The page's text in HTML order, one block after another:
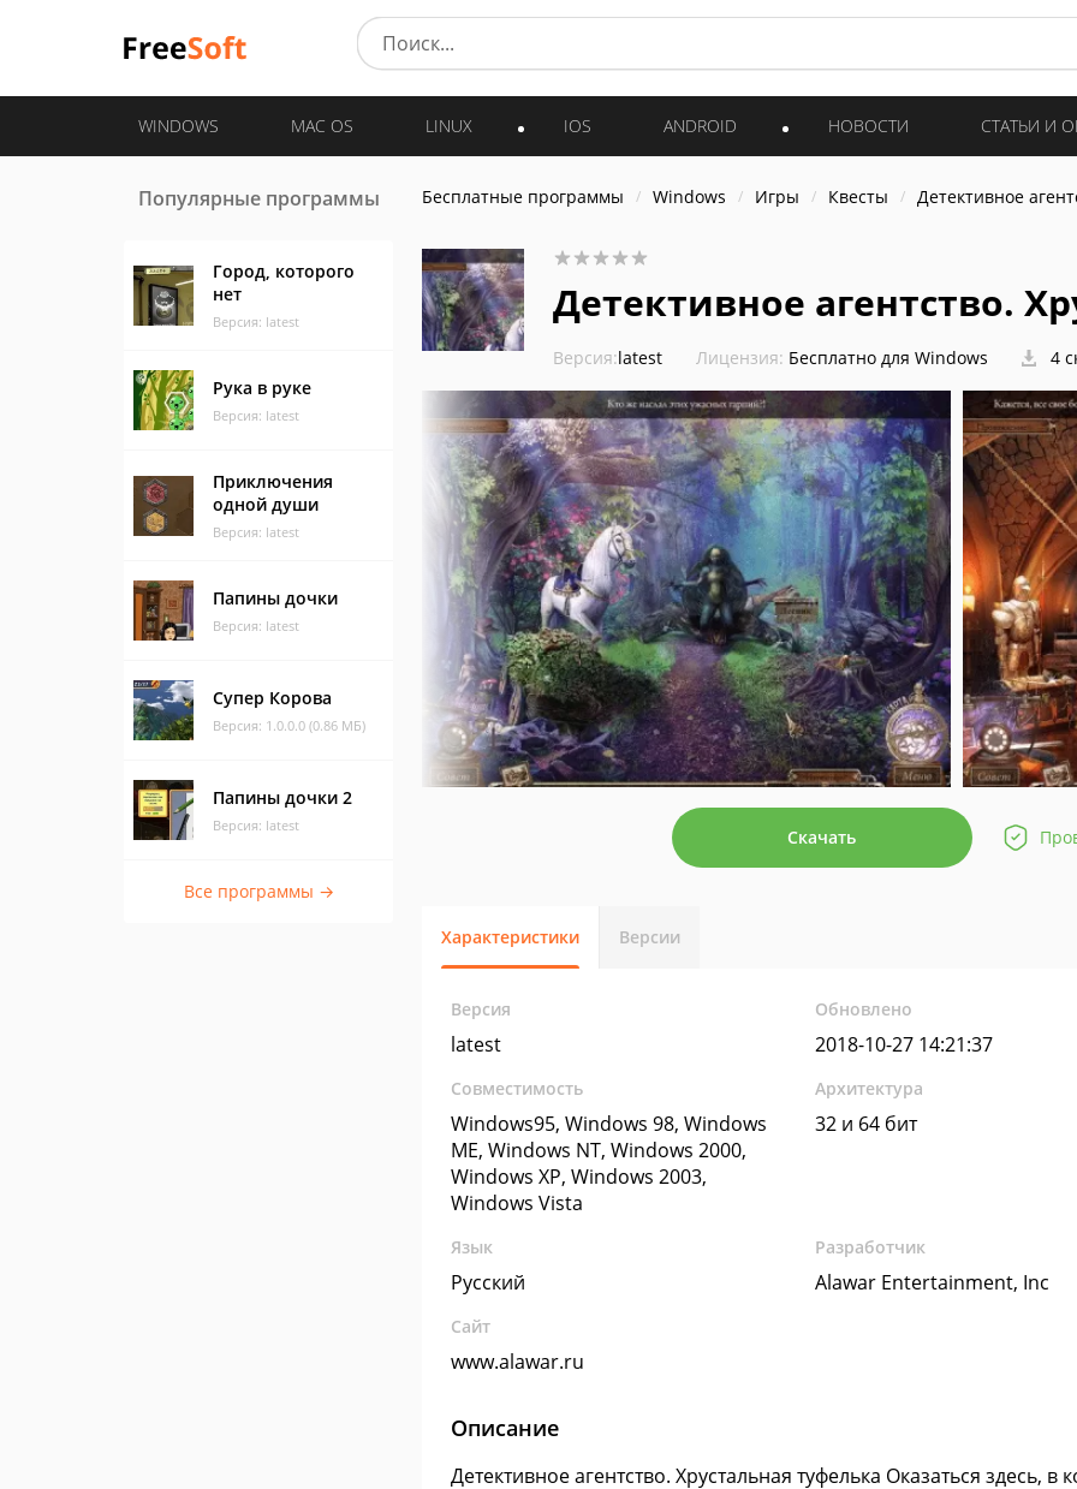
WINDOWS MAC OS LINUX IOS ANDROID НОВОСТИ СТАТЬИ И
Популярные программы
Город, которого
нет
Версия: latest
Рука в руке
Версия: latest
Приключения
одной души
Версия: latest
Папины дочки
Версия: latest
Супер Корова
Версия: 1.0.0.0 (0.86 МБ)
Папины дочки 2
Версия: latest
Все программы →
Бесплатные программы Windows Игры Квесты Детективное
Детективное агентство.
Версия:latest Лицензия: Бесплатно для Windows 4
Скачать
Характеристики Версии
Версия
latest
Обновлено
2018-10-27 14:21:37
Совместимость
Windows95, Windows 98, Windows
ME, Windows NT, Windows 2000,
Windows XP, Windows 2003,
Windows Vista
Архитектура
32 и 64 бит
Язык
Русский
Разработчик
Alawar Entertainment, Inc
Сайт
www.alawar.ru
Описание
Детективное агентство. Хрустальная туфелька Оказаться здесь, в